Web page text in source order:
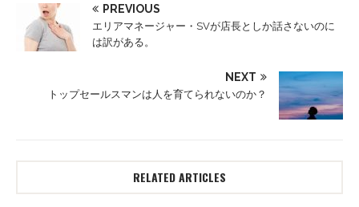
PREVIOUS
エリアマネージャー・SVが店長としか話さないのに
は訳がある。
NEXT
トップセールスマンは人を育てられないのか？
RELATED ARTICLES